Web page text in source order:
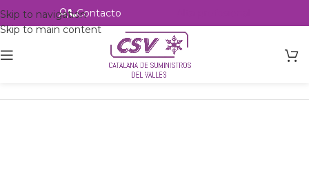
Skip to navigation
Skip to main content
Contacto
csvalles